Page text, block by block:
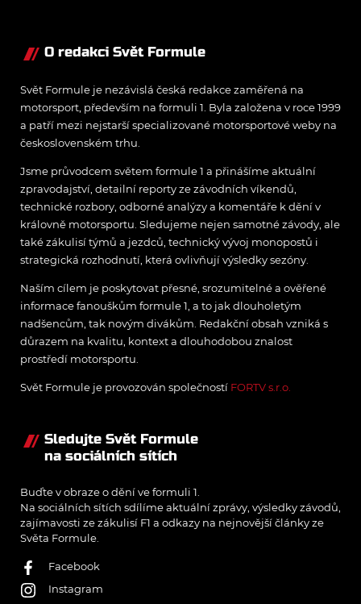
O redakci Svět Formule
Svět Formule je nezávislá česká redakce zaměřená na
motorsport, především na formuli 1. Byla založena v roce 1999
a patří mezi nejstarší specializované motorsportové weby na
československém trhu.
Jsme průvodcem světem formule 1 a přinášíme aktuální
zpravodajství, detailní reporty ze závodních víkendů,
technické rozbory, odborné analýzy a komentáře k dění v
královně motorsportu. Sledujeme nejen samotné závody, ale
také zákulisí týmů a jezdců, technický vývoj monopostů i
strategická rozhodnutí, která ovlivňují výsledky sezóny.
Naším cílem je poskytovat přesné, srozumitelné a ověřené
informace fanouškům formule 1, a to jak dlouholetým
nadšencům, tak novým divákům. Redakční obsah vzniká s
důrazem na kvalitu, kontext a dlouhodobou znalost
prostředí motorsportu.
Svět Formule je provozován společností FORTV s.r.o.
Sledujte Svět Formule
na sociálních sítích
Buďte v obraze o dění ve formuli 1.
Na sociálních sítích sdílíme aktuální zprávy, výsledky závodů,
zajímavosti ze zákulisí F1 a odkazy na nejnovější články ze
Světa Formule.
Facebook
Instagram